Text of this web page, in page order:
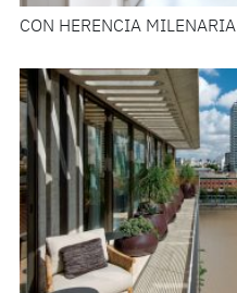
CON HERENCIA MILENARIA